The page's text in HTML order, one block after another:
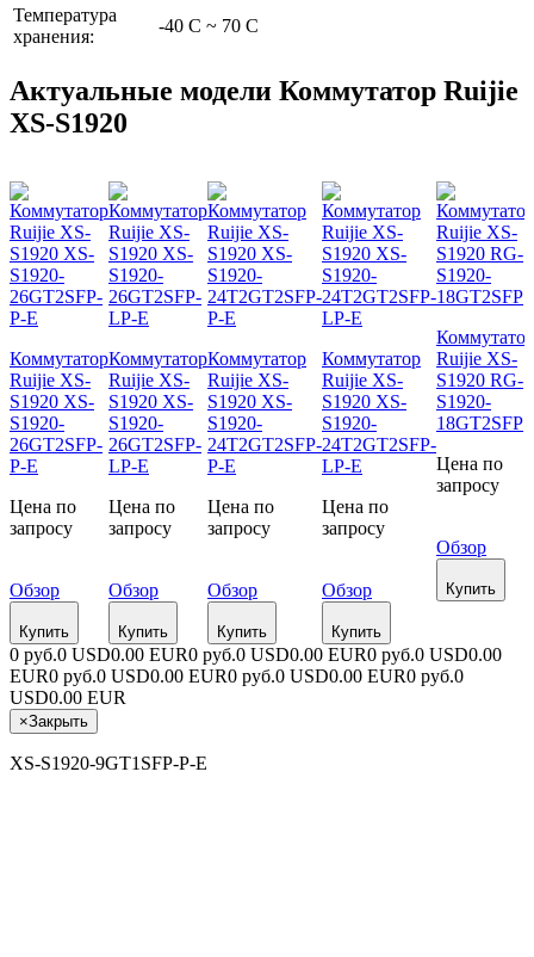
Температура
хранения:
-40 C ~ 70 C
Актуальные модели Коммутатор Ruijie
XS-S1920
Коммутатор
Ruijie XS-
S1920 XS-
S1920-
26GT2SFP-
P-E
Цена по
запросу
Обзор
Купить
Коммутатор
Ruijie XS-
S1920 XS-
S1920-
26GT2SFP-
LP-E
Цена по
запросу
Обзор
Купить
Коммутатор
Ruijie XS-
S1920 XS-
S1920-
24T2GT2SFP-
P-E
Цена по
запросу
Обзор
Купить
Коммутатор
Ruijie XS-
S1920 XS-
S1920-
24T2GT2SFP-
LP-E
Цена по
запросу
Обзор
Купить
Коммутатор
Ruijie XS-
S1920 RG-
S1920-
18GT2SFP
Цена по
запросу
Обзор
Купить
0 руб.0 USD0.00 EUR0 руб.0 USD0.00 EUR0 руб.0 USD0.00
EUR0 руб.0 USD0.00 EUR0 руб.0 USD0.00 EUR0 руб.0
USD0.00 EUR
×Закрыть
XS-S1920-9GT1SFP-P-E